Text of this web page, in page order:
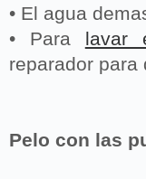
• El agua
• Para lavar
reparador para
Pelo con las